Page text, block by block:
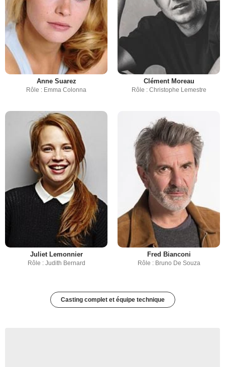
Anne Suarez
Rôle : Emma Colonna
Clément Moreau
Rôle : Christophe Lemestre
Juliet Lemonnier
Rôle : Judith Bernard
Fred Bianconi
Rôle : Bruno De Souza
Casting complet et équipe technique